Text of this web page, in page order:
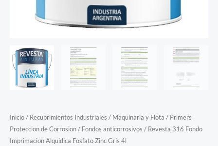
Inicio/ Recubrimientos Industriales / Maquinaria y Flota / Primers
Proteccion de Corrosion/ Fondos anticorrosivos / Revesta 316 Fondo
Imprimacion Alquidica Fosfato Zinc Gris 4l